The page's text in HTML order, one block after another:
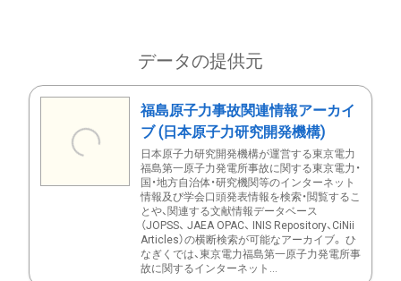
データの提供元
福島原子力事故関連情報アーカイ
ブ (日本原子力研究開発機構)
日本原子力研究開発機構が運営する東京電力
福島第一原子力発電所事故に関する東京電力・
国・地方自治体・研究機関等のインターネット
情報及び学会口頭発表情報を検索・閲覧するこ
とや、関連する文献情報データベース
（JOPSS、 JAEA OPAC、 INIS Repository、CiNii
Articles）の横断検索が可能なアーカイブ。 ひ
なぎくでは、東京電力福島第一原子力発電所事
故に関するインターネット...